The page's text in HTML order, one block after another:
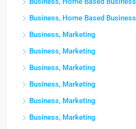
Business, Home Based Business
Business, Marketing
Business, Marketing
Business, Marketing
Business, Marketing
Business, Marketing
Business, Marketing